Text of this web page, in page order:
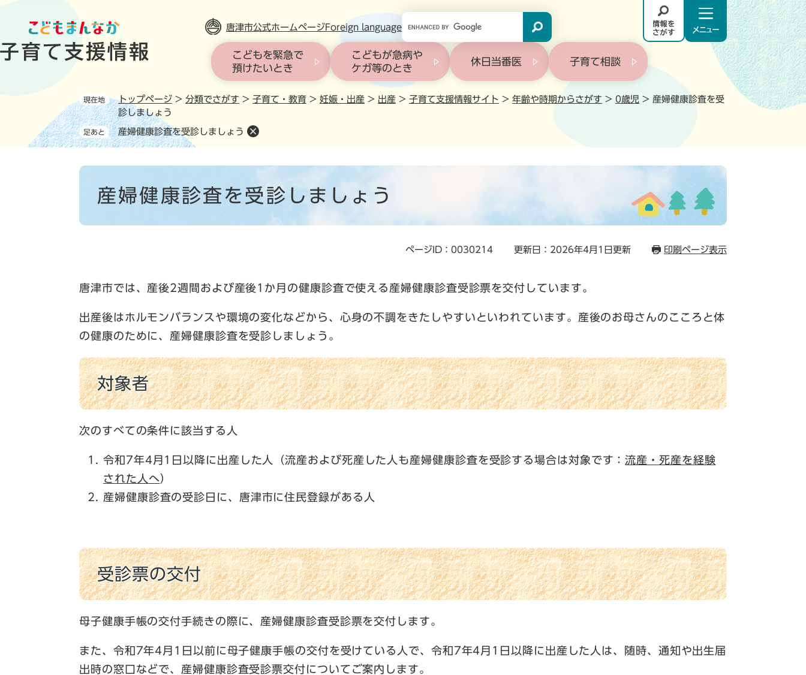
ペ
の
で
情
報
を
さ
す
メ
ニ
唐津市公式ホームページForeign language
こどもを緊急で
預けたいとき
こどもが急病や
ケガ等のとき
休日当番医 子育て相談
現在地 トップページ > 分類でさがす > 子育て・教育 > 妊娠・出産 > 出産 > 子育て支援情報サイト > 年齢や時期からさがす > 0歳児 > 産婦健康診査を受
診しましょう
足あと 産婦健康診査を受診しましょう
本
産婦健康診査を受診しましょう
ページID：0030214 更新日：2026年4月1日更新 印刷ページ表示
唐津市では、産後2週間および産後1か月の健康診査で使える産婦健康診査受診票を交付しています。
出産後はホルモンバランスや環境の変化などから、心身の不調をきたしやすいといわれています。産後のお母さんのこころと体
の健康のために、産婦健康診査を受診しましょう。
対象者
次のすべての条件に該当する人
令和7年4月1日以降に出産した人（流産および死産した人も産婦健康診査を受診する場合は対象です：流産・死産を経験
された人へ）
産婦健康診査の受診日に、唐津市に住民登録がある人
受診票の交付
母子健康手帳の交付手続きの際に、産婦健康診査受診票を交付します。
また、令和7年4月1日以前に母子健康手帳の交付を受けている人で、令和7年4月1日以降に出産した人は、随時、通知や出生届
出時の窓口などで、産婦健康診査受診票交付についてご案内します。